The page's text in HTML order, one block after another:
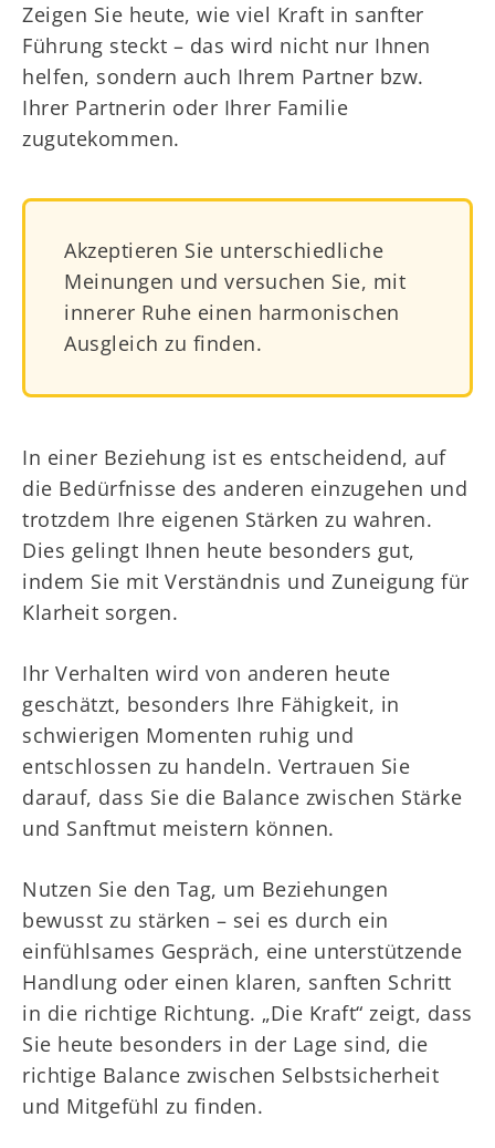
Zeigen Sie heute, wie viel Kraft in sanfter
Führung steckt – das wird nicht nur Ihnen
helfen, sondern auch Ihrem Partner bzw.
Ihrer Partnerin oder Ihrer Familie
zugutekommen.
Akzeptieren Sie unterschiedliche
Meinungen und versuchen Sie, mit
innerer Ruhe einen harmonischen
Ausgleich zu finden.
In einer Beziehung ist es entscheidend, auf
die Bedürfnisse des anderen einzugehen und
trotzdem Ihre eigenen Stärken zu wahren.
Dies gelingt Ihnen heute besonders gut,
indem Sie mit Verständnis und Zuneigung für
Klarheit sorgen.
Ihr Verhalten wird von anderen heute
geschätzt, besonders Ihre Fähigkeit, in
schwierigen Momenten ruhig und
entschlossen zu handeln. Vertrauen Sie
darauf, dass Sie die Balance zwischen Stärke
und Sanftmut meistern können.
Nutzen Sie den Tag, um Beziehungen
bewusst zu stärken – sei es durch ein
einfühlsames Gespräch, eine unterstützende
Handlung oder einen klaren, sanften Schritt
in die richtige Richtung. „Die Kraft“ zeigt, dass
Sie heute besonders in der Lage sind, die
richtige Balance zwischen Selbstsicherheit
und Mitgefühl zu finden.